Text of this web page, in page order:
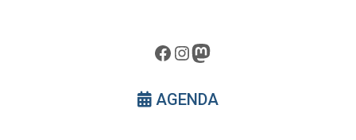
Facebook InstagramMastodon
AGENDA